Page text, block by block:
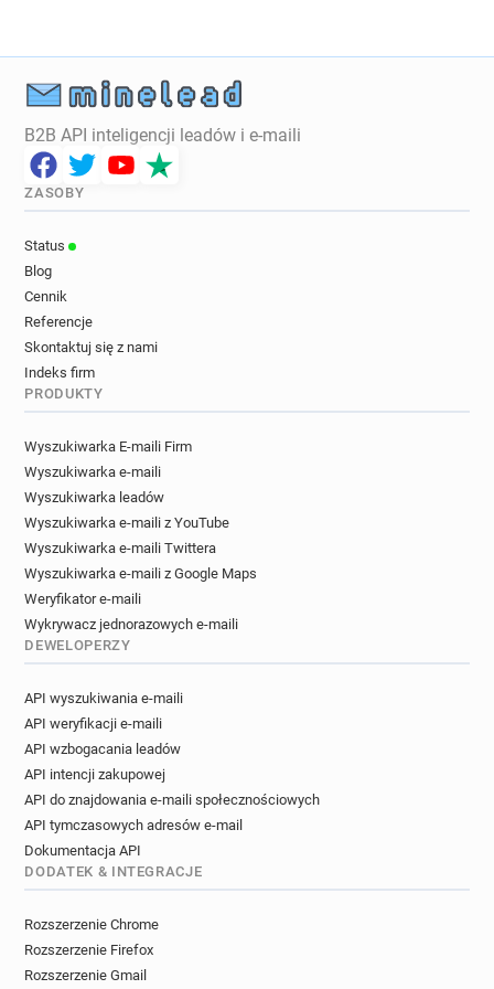
a**********@iwoca.co.uk
o**********@iwoca.co.uk
s*********@iwoca.co.uk
k*********@iwoca.co.uk
B2B API inteligencji leadów i e-maili
ZASOBY
Status
Blog
Cennik
Referencje
Skontaktuj się z nami
Indeks firm
PRODUKTY
Wyszukiwarka E-maili Firm
Wyszukiwarka e-maili
Wyszukiwarka leadów
Wyszukiwarka e-maili z YouTube
Wyszukiwarka e-maili Twittera
Wyszukiwarka e-maili z Google Maps
Weryfikator e-maili
Wykrywacz jednorazowych e-maili
DEWELOPERZY
API wyszukiwania e-maili
API weryfikacji e-maili
API wzbogacania leadów
API intencji zakupowej
API do znajdowania e-maili społecznościowych
API tymczasowych adresów e-mail
Dokumentacja API
DODATEK & INTEGRACJE
Rozszerzenie Chrome
Rozszerzenie Firefox
Rozszerzenie Gmail